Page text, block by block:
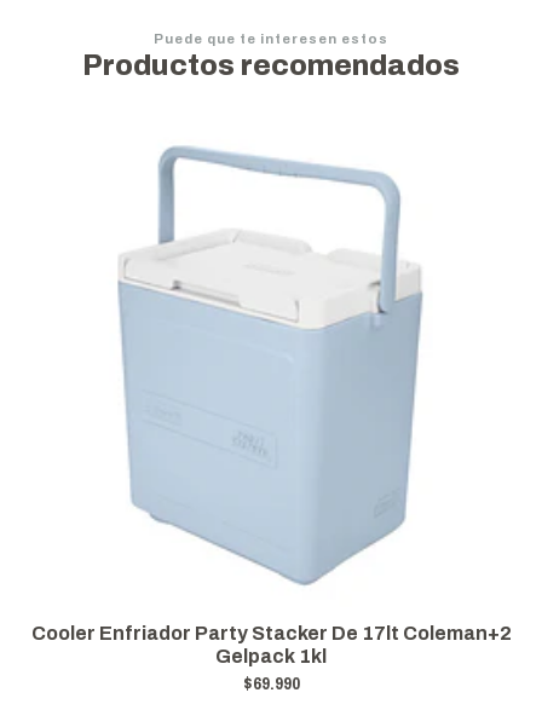
Puede que te interesen estos
Productos recomendados
Cooler Enfriador Party Stacker De 17lt Coleman+2
Gelpack 1kl
$69.990